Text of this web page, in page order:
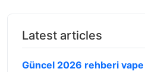
Latest articles
Güncel 2026 rehberi